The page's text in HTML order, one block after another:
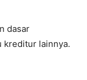
dasar
kreditur lainnya.